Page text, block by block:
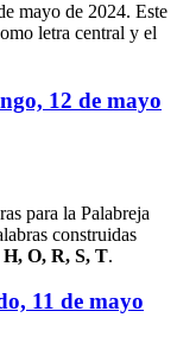
mayo de 2024. Este
letra central y el
12 de mayo
para la Palabreja
construidas
O, R, S, T.
11 de mayo